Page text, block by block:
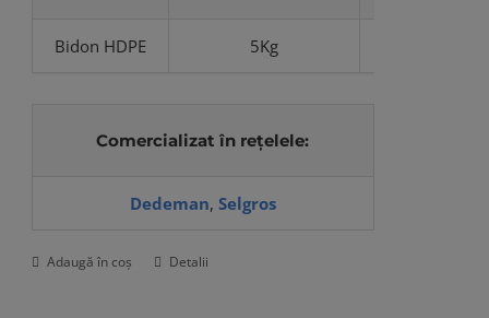
Bidon HDPE 5Kg
Comercializat în rețelele:
Dedeman, Selgros
Adaugă în coș Detalii